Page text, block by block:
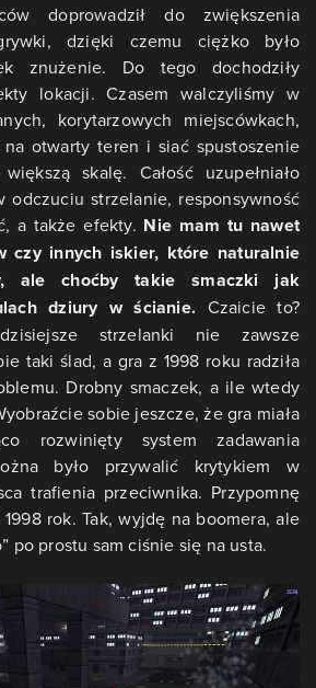
doprowadził do zwiększenia
dzięki czemu ciężko było
znużenie. Do tego dochodziły
lokacji. Czasem walczyliśmy w
korytarzowych miejscówkach,
otwarty teren i siać spustoszenie
skalę. Całość uzupełniało
odczuciu strzelanie, responsywność
a także efekty. Nie mam tu nawet
czy innych iskier, które naturalnie
ale choćby takie smaczki jak
dziury w ścianie. Czaicie to?
strzelanki nie zawsze
taki ślad, a gra z 1998 roku radziła
Drobny smaczek, a ile wtedy
sobie jeszcze, że gra miała
rozwinięty system zadawania
było przywalić krytykiem w
trafienia przeciwnika. Przypomnę
rok. Tak, wyjdę na boomera, ale
po prostu sam ciśnie się na usta.